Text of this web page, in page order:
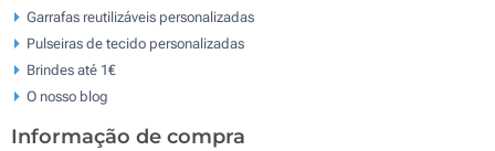
Garrafas reutilizáveis personalizadas
Pulseiras de tecido personalizadas
Brindes até 1€
O nosso blog
Informação de compra